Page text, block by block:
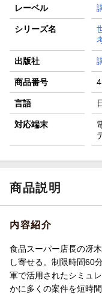
レーベル
シリーズ名
出版社
商品番号
言語
対応端末
商品説明
内容紹介
食品スーパー店長の冴
し寄せる。制限時間60
軍で活用されたシミュ
かに多くの案件を短時